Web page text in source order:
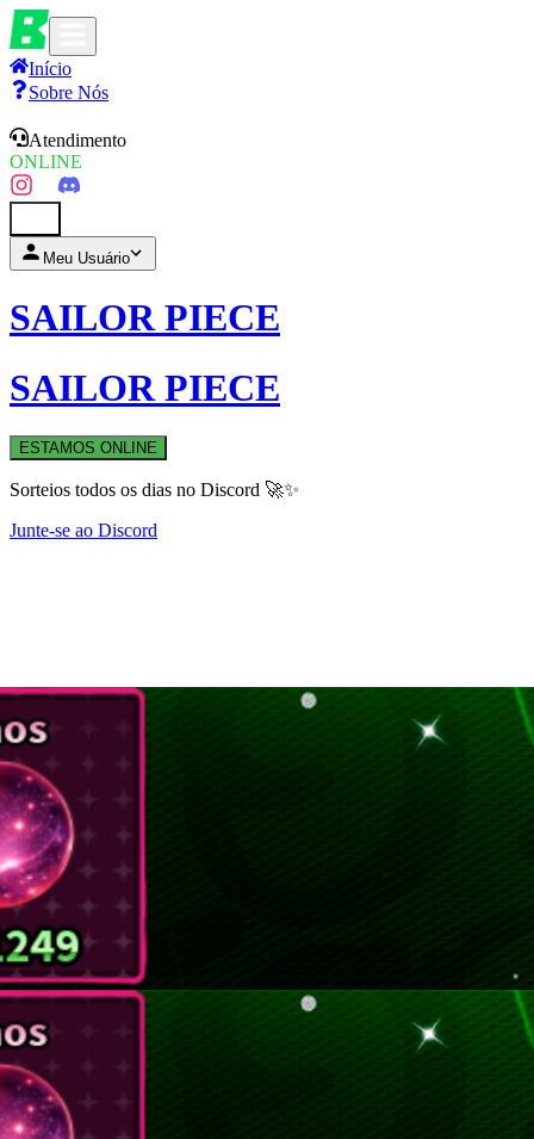
Início
Sobre Nós
Atendimento
ONLINE
Meu Usuário
SAILOR PIECE
SAILOR PIECE
ESTAMOS ONLINE
Sorteios todos os dias no Discord 🚀✨
Junte-se ao Discord